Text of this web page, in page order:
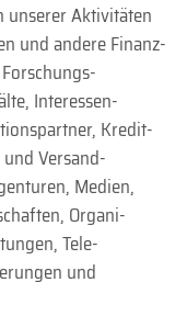
unserer Aktivi­täten
und andere Finanz­
Interessen­
Kredit-
Versand­
Medien,
Organi­
Tele­
und